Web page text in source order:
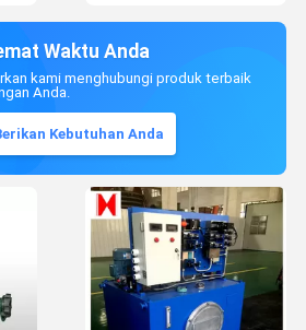
Waktu Anda
kami menghubungi produk terbaik
Anda.
Kebutuhan Anda